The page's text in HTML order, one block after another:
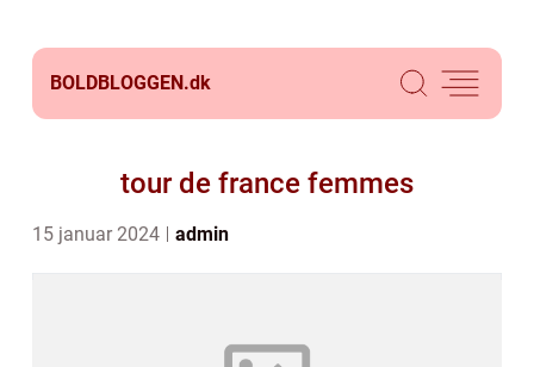
BOLDBLOGGEN.dk
tour de france femmes
15 januar 2024 admin